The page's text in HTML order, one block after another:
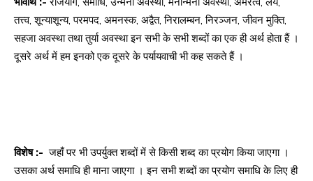
तत्त्व, शून्याशून्य, परमपद, अमनस्क, अद्वैत, निरालम्बन, निरञ्जन, जीवन मुक्ति,
सहजा अवस्था तथा तुर्या अवस्था इन सभी के सभी शब्दों का एक ही अर्थ होता हैं ।
दूसरे अर्थ में हम इनको एक दूसरे के पर्यायवाची भी कह सकते हैं ।
विशेष :- जहाँ पर भी उपर्युक्त शब्दों में से किसी शब्द का प्रयोग किया जाएगा ।
उसका अर्थ समाधि ही माना जाएगा । इन सभी शब्दों का प्रयोग समाधि के लिए ही